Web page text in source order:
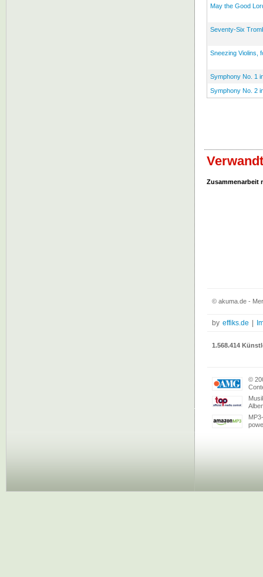
May the Good
Seventy-Six
Sneezing Violins,
Symphony No. 1
Symphony No. 2
Zusammenarbeit
© akuma.de -
by effiks.de
1.568.414
©